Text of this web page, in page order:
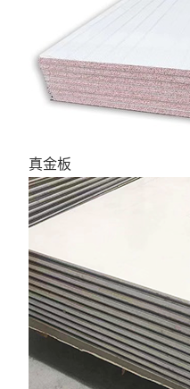
真金板